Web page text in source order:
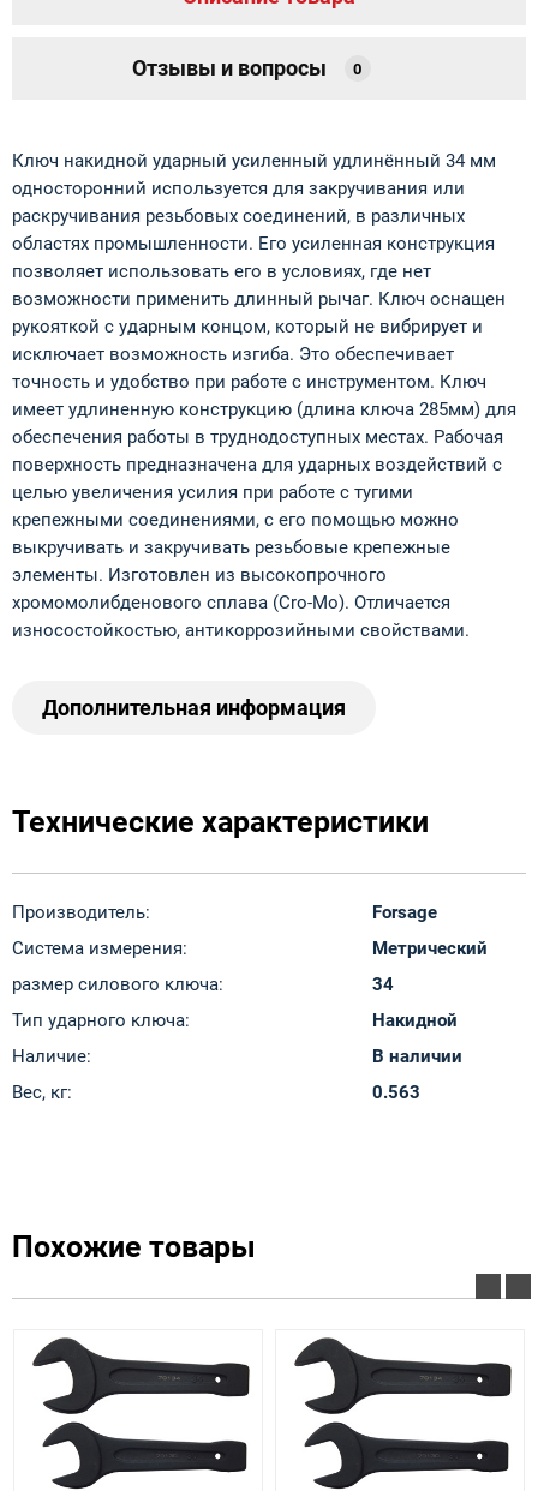
Отзывы и вопросы 0
Ключ накидной ударный усиленный удлинённый 34 мм
односторонний используется для закручивания или
раскручивания резьбовых соединений, в различных
областях промышленности. Его усиленная конструкция
позволяет использовать его в условиях, где нет
возможности применить длинный рычаг. Ключ оснащен
рукояткой с ударным концом, который не вибрирует и
исключает возможность изгиба. Это обеспечивает
точность и удобство при работе с инструментом. Ключ
имеет удлиненную конструкцию (длина ключа 285мм) для
обеспечения работы в труднодоступных местах. Рабочая
поверхность предназначена для ударных воздействий с
целью увеличения усилия при работе с тугими
крепежными соединениями, с его помощью можно
выкручивать и закручивать резьбовые крепежные
элементы. Изготовлен из высокопрочного
хромомолибденового сплава (Cro-Mo). Отличается
износостойкостью, антикоррозийными свойствами.
Дополнительная информация
Технические характеристики
Производитель:
Forsage
Система измерения:
Метрический
размер силового ключа:
34
Тип ударного ключа:
Накидной
Наличие:
В наличии
Вес, кг:
0.563
Похожие товары